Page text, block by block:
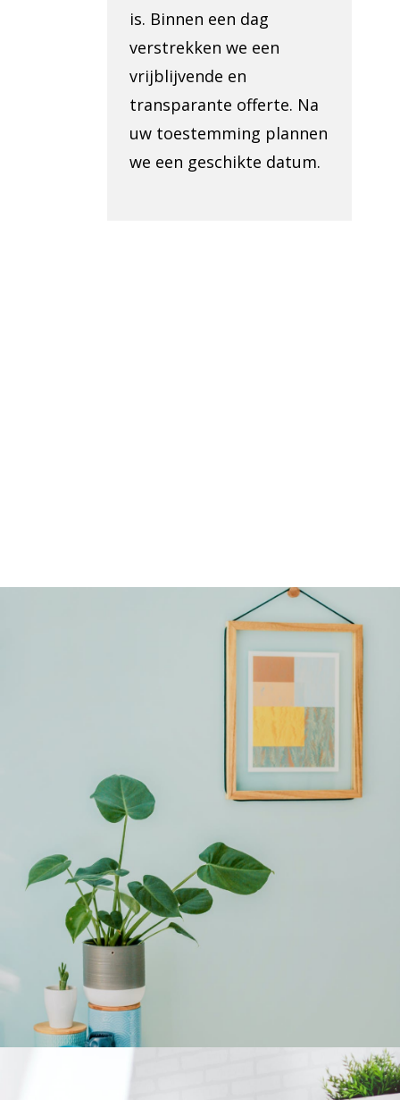
is. Binnen een dag
verstrekken we een
vrijblijvende en
transparante offerte. Na
uw toestemming plannen
we een geschikte datum.